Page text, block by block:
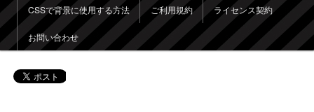
CSSで背景に使用する方法 ご利用規約 ライセンス契約
お問い合わせ